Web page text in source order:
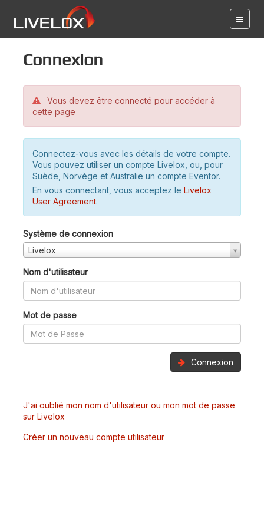
Connexion
Vous devez être connecté pour accéder à
cette page
Connectez-vous avec les détails de votre compte.
Vous pouvez utiliser un compte Livelox, ou, pour
Suède, Norvège et Australie un compte Eventor.
En vous connectant, vous acceptez le Livelox
User Agreement.
Système de connexion
Livelox
Nom d'utilisateur
Mot de passe
Connexion
J'ai oublié mon nom d'utilisateur ou mon mot de passe
sur Livelox
Créer un nouveau compte utilisateur